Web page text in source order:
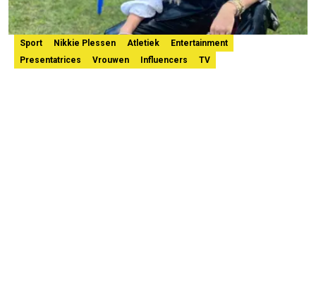
Sport Nikkie Plessen Atletiek
Entertainment
Presentatrices
Vrouwen Influencers TV